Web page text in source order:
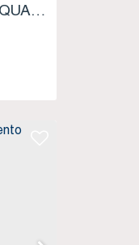
TERRENO NO BOSQUE IMBITUBA - QUADRA 01 LOTE 07 - SAMBAQUI - IMBITUBA SC